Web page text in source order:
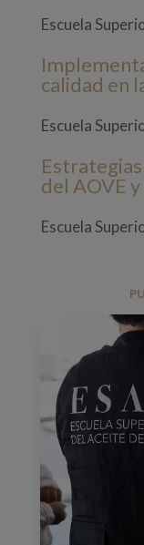
Escuela
calidad en
Escuela
del AOVE
Escuela